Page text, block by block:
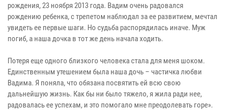
рождения, 23 ноября 2013 года. Вадим очень радовался
рождению ребенка, с трепетом наблюдал за ее развитием, мечтал
увидеть ее первые шаги. Но судьба распорядилась иначе. Муж
погиб, а наша дочка в тот же день начала ходить.
Потеря еще одного близкого человека стала для меня шоком.
Единственным утешением была наша дочь – частичка любви
Вадима. Я поняла, что обязана посвятить ей всю свою
дальнейшую жизнь. Как бы ни было тяжело, я жила ради нее,
радовалась ее успехам, и это помогало мне преодолевать горе».